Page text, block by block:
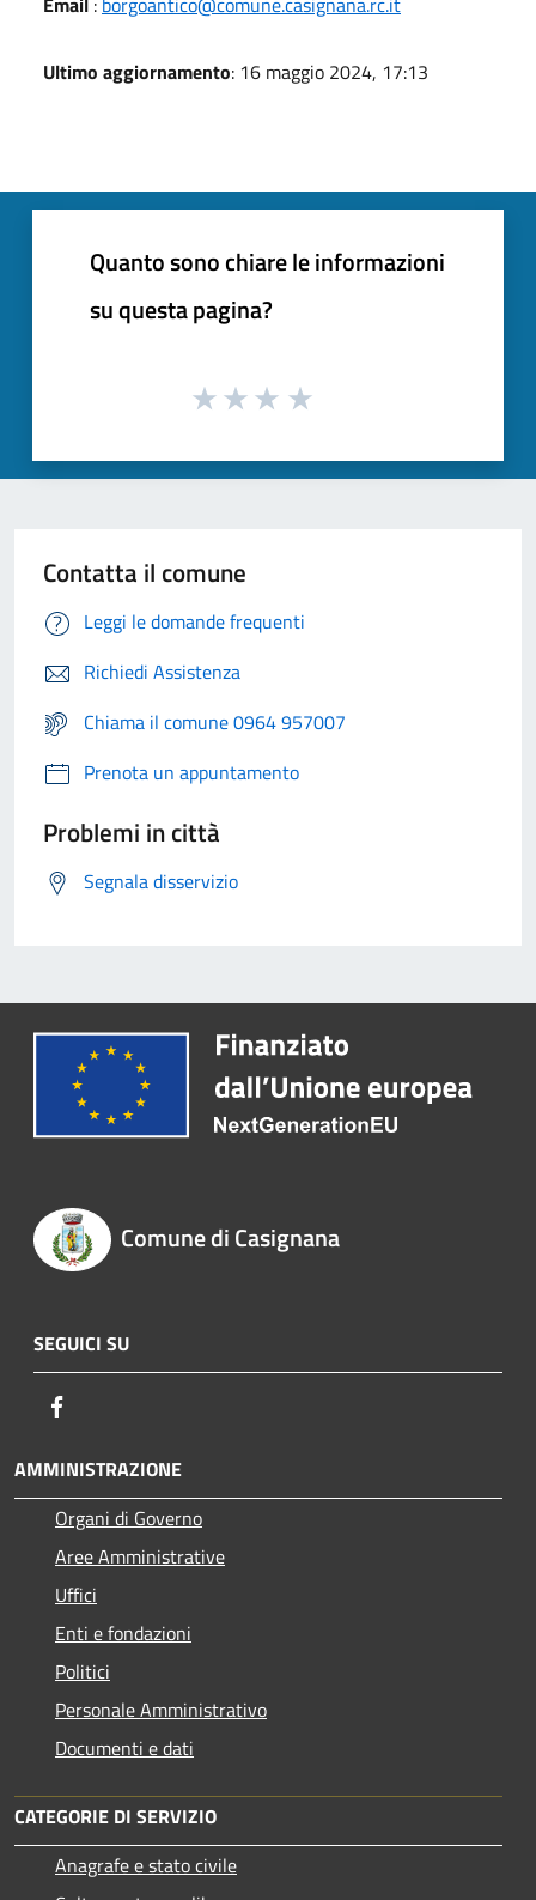
Ultimo aggiornamento: 16 maggio 2024, 17:13
Quanto sono chiare le informazioni
su questa pagina?
Contatta il comune
Leggi le domande frequenti
Richiedi Assistenza
Chiama il comune 0964 957007
Prenota un appuntamento
Problemi in città
Segnala disservizio
Comune di Casignana
SEGUICI SU
AMMINISTRAZIONE
Organi di Governo
Aree Amministrative
Uffici
Enti e fondazioni
Politici
Personale Amministrativo
Documenti e dati
CATEGORIE DI SERVIZIO
Anagrafe e stato civile